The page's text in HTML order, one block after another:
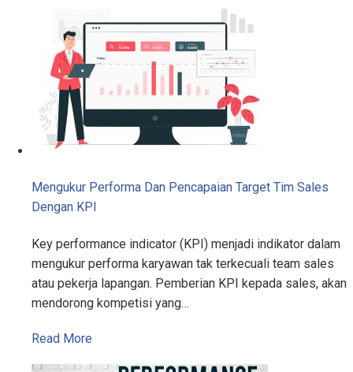
Mengukur Performa Dan Pencapaian Target Tim Sales
Dengan KPI
Key performance indicator (KPI) menjadi indikator dalam
mengukur performa karyawan tak terkecuali team sales
atau pekerja lapangan. Pemberian KPI kepada sales, akan
mendorong kompetisi yang…
Read More